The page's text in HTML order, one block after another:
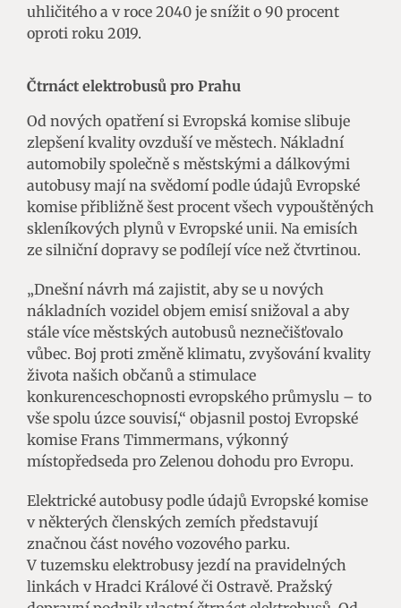
uhličitého a v roce 2040 je snížit o 90 procent
oproti roku 2019.
Čtrnáct elektrobusů pro Prahu
Od nových opatření si Evropská komise slibuje
zlepšení kvality ovzduší ve městech. Nákladní
automobily společně s městskými a dálkovými
autobusy mají na svědomí podle údajů Evropské
komise přibližně šest procent všech vypouštěných
skleníkových plynů v Evropské unii. Na emisích
ze silniční dopravy se podílejí více než čtvrtinou.
„Dnešní návrh má zajistit, aby se u nových
nákladních vozidel objem emisí snižoval a aby
stále více městských autobusů neznečišťovalo
vůbec. Boj proti změně klimatu, zvyšování kvality
života našich občanů a stimulace
konkurenceschopnosti evropského průmyslu – to
vše spolu úzce souvisí,“ objasnil postoj Evropské
komise Frans Timmermans, výkonný
místopředseda pro Zelenou dohodu pro Evropu.
Elektrické autobusy podle údajů Evropské komise
v některých členských zemích představují
značnou část nového vozového parku.
V tuzemsku elektrobusy jezdí na pravidelných
linkách v Hradci Králové či Ostravě. Pražský